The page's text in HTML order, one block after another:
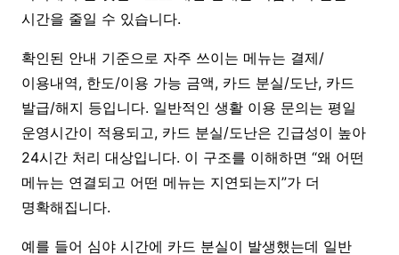
시간을 줄일 수 있습니다.
확인된 안내 기준으로 자주 쓰이는 메뉴는 결제/
이용내역, 한도/이용 가능 금액, 카드 분실/도난, 카드
발급/해지 등입니다. 일반적인 생활 이용 문의는 평일
운영시간이 적용되고, 카드 분실/도난은 긴급성이 높아
24시간 처리 대상입니다. 이 구조를 이해하면 “왜 어떤
메뉴는 연결되고 어떤 메뉴는 지연되는지”가 더
명확해집니다.
예를 들어 심야 시간에 카드 분실이 발생했는데 일반